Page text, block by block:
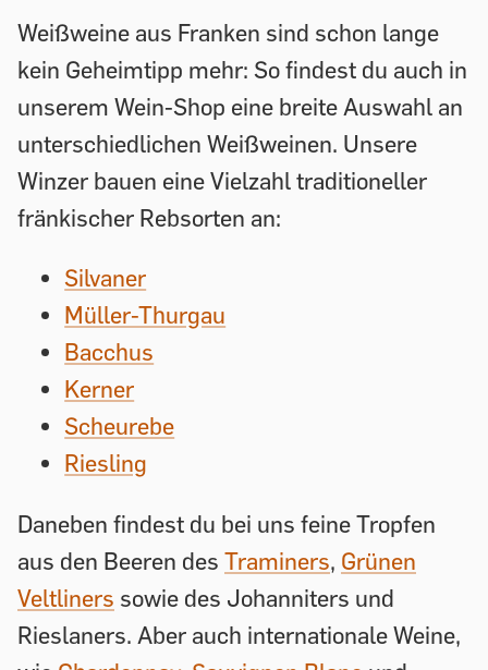
Weißweine aus Franken sind schon lange
kein Geheimtipp mehr: So findest du auch in
unserem Wein-Shop eine breite Auswahl an
unterschiedlichen Weißweinen. Unsere
Winzer bauen eine Vielzahl traditioneller
fränkischer Rebsorten an:
Silvaner
Müller-Thurgau
Bacchus
Kerner
Scheurebe
Riesling
Daneben findest du bei uns feine Tropfen
aus den Beeren des Traminers, Grünen
Veltliners sowie des Johanniters und
Rieslaners. Aber auch internationale Weine,